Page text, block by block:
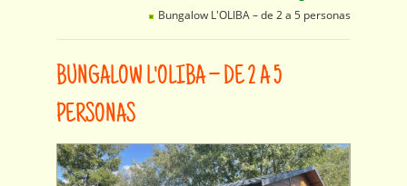
Bungalow L'OLIBA – de 2 a 5 personas
BUNGALOW L'OLIBA – DE 2 A 5
PERSONAS